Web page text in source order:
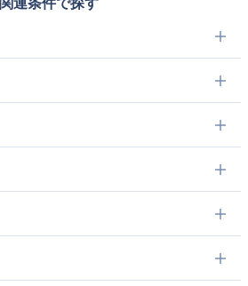
関連条件で探す